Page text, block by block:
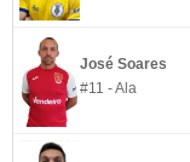
José Soares
#11 - Ala